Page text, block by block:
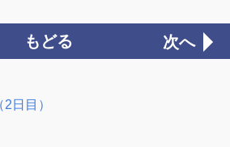
もどる 次へ
日目）